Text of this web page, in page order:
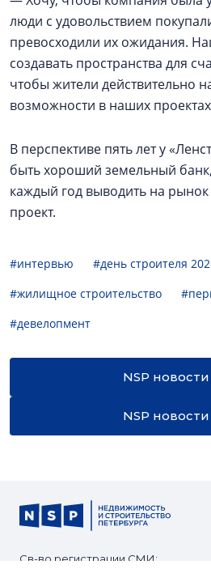
люди с удовольствием
превосходили их ожидания.
создавать пространства для
чтобы жители действительно
возможности в наших
В перспективе пять лет у
быть хороший земельный
каждый год выводить на
проект.
#интервью
#день строителя
#жилищное строительство
#девелопмент
NSP
NSP
Св-во регистрации СМИ: